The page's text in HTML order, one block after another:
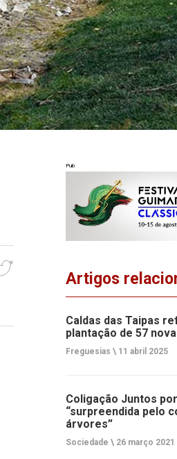
Pub
Artigos
Caldas das Taipas
plantação de 57
Freguesias \ 11 abril 2025
Coligação Juntos
“surpreendida pelo
árvores”
Sociedade \ 26 março 2021